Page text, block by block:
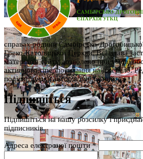
справах родини Самбірсько-
Греко-Католицької Церкви. Всі права
матеріалів сайту дозволено при умові
активного гіперпосилання на джерело.
поділяє думку авторів публікацій.
Підпишіться
Підпишіться на нашу розсилку і
підписників.
Адреса електроної пошти*